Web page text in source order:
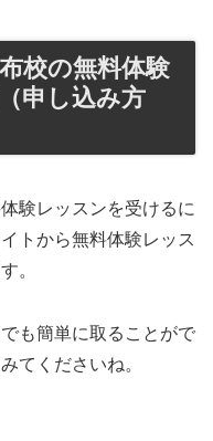
校の無料体験
申し込み方
験レッスンを受けるに
トから無料体験レッス
。
も簡単に取ることがで
てくださいね。